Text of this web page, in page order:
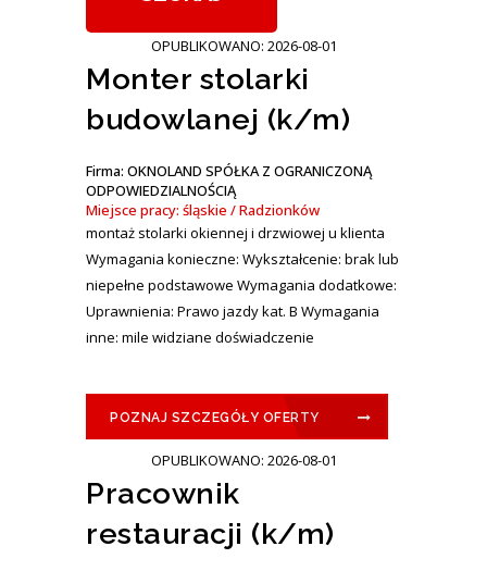
OPUBLIKOWANO: 2026-08-01
Monter stolarki
budowlanej (k/m)
Firma: OKNOLAND SPÓŁKA Z OGRANICZONĄ
ODPOWIEDZIALNOŚCIĄ
Miejsce pracy: śląskie / Radzionków
montaż stolarki okiennej i drzwiowej u klienta
Wymagania konieczne: Wykształcenie: brak lub
niepełne podstawowe Wymagania dodatkowe:
Uprawnienia: Prawo jazdy kat. B Wymagania
inne: mile widziane doświadczenie
POZNAJ SZCZEGÓŁY OFERTY
OPUBLIKOWANO: 2026-08-01
Pracownik
restauracji (k/m)